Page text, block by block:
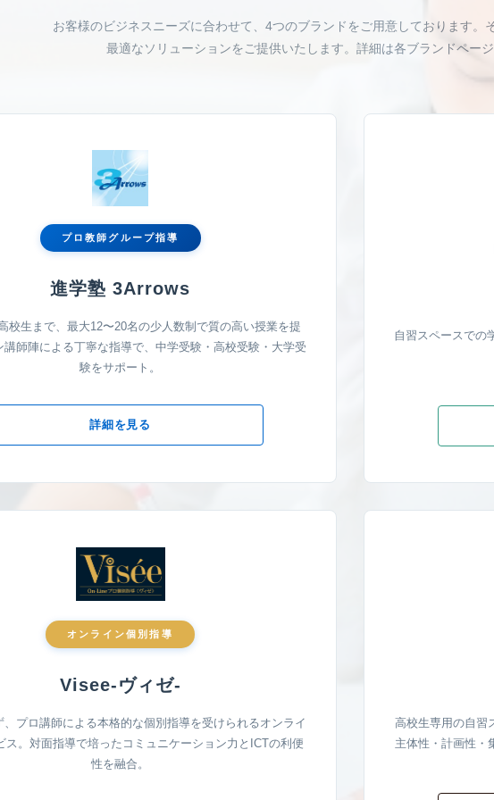
お客様のビジネスニーズに合わせて、4つのブランドをご用意しております。
最適なソリューションをご提供いたします。詳細は各ブランドページ
プロ教師グループ指導
進学塾 3Arrows
校生まで、最大12〜20名の少人数制で質の高い授業を提
講師陣による丁寧な指導で、中学受験・高校受験・大学受
験をサポート。
詳細を見る
自習スペースでの
オンライン個別指導
Visee-ヴィゼ-
、プロ講師による本格的な個別指導を受けられるオンライ
ス。対面指導で培ったコミュニケーション力とICTの利便
性を融合。
高校生専用の自習
主体性・計画性・